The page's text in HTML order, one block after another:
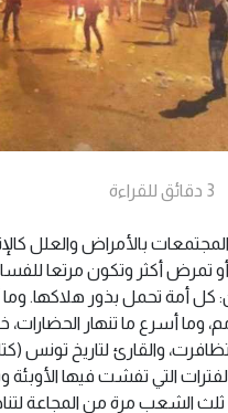
3 دقائق للقراءة
بالأمراض والعلل
تمرض أكثر وتكون مرتعا
كل أمة تحمل بذور هلاكها.
وما أسرع ما تنهار
والقارئ لتاريخ تونس
التي تفشت فيها
ثلث الشعب مرة من المجاعة